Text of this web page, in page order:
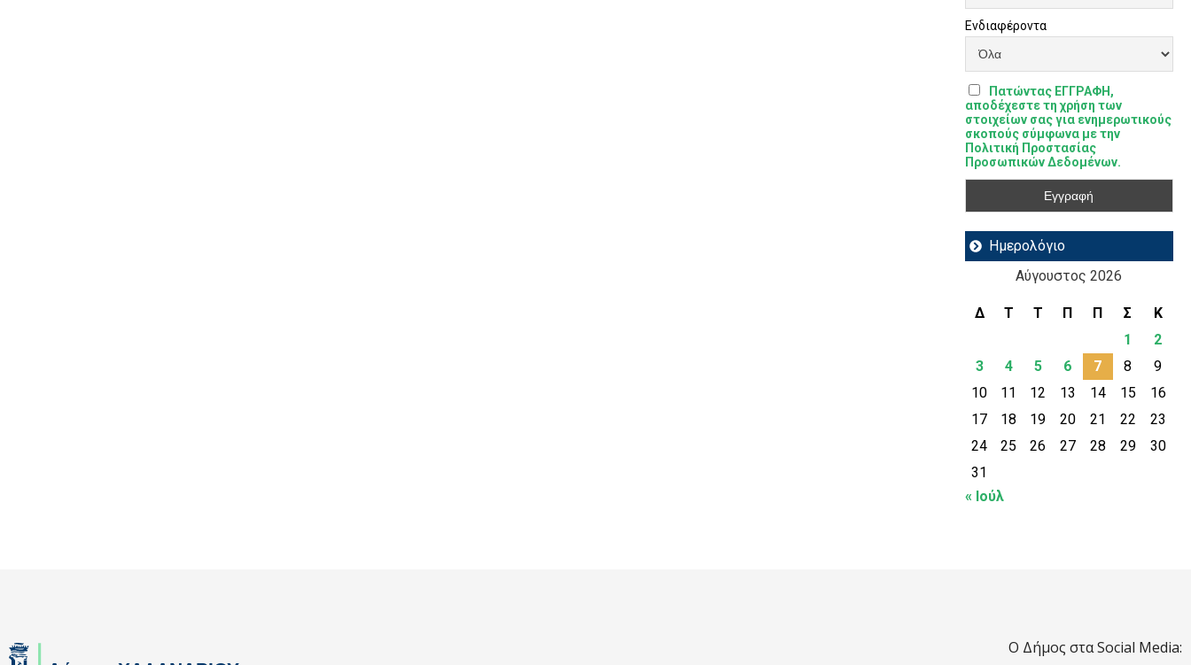
Ενδιαφέροντα
Πατώντας ΕΓΓΡΑΦΗ,
αποδέχεστε τη χρήση των
στοιχείων σας για ενημερωτικούς
σκοπούς σύμφωνα με την
Πολιτική Προστασίας
Προσωπικών Δεδομένων.
Ημερολόγιο
Αύγουστος 2026
Δ Τ Τ Π Π Σ
Κ
1
2
3
4 5 6 7 8
9
10
11 12 13 14 15
16
17
18 19 20 21 22
23
24
25 26 27 28 29
30
31
« Ιούλ
Ο Δήμος στα Social Media: